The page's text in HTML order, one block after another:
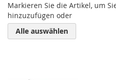
Markieren Sie die Artikel, um
hinzuzufügen oder
Alle auswählen